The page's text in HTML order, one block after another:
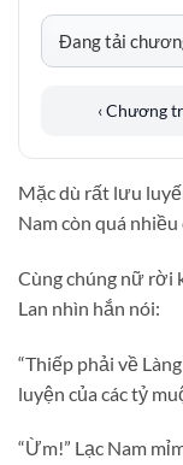
‹ Chương
Mặc dù rất lưu
Nam còn quá
Cùng chúng nữ rời
Lan nhìn hắn nói:
“Thiếp phải về
luyện của các tỷ
“Ừm!” Lạc Nam